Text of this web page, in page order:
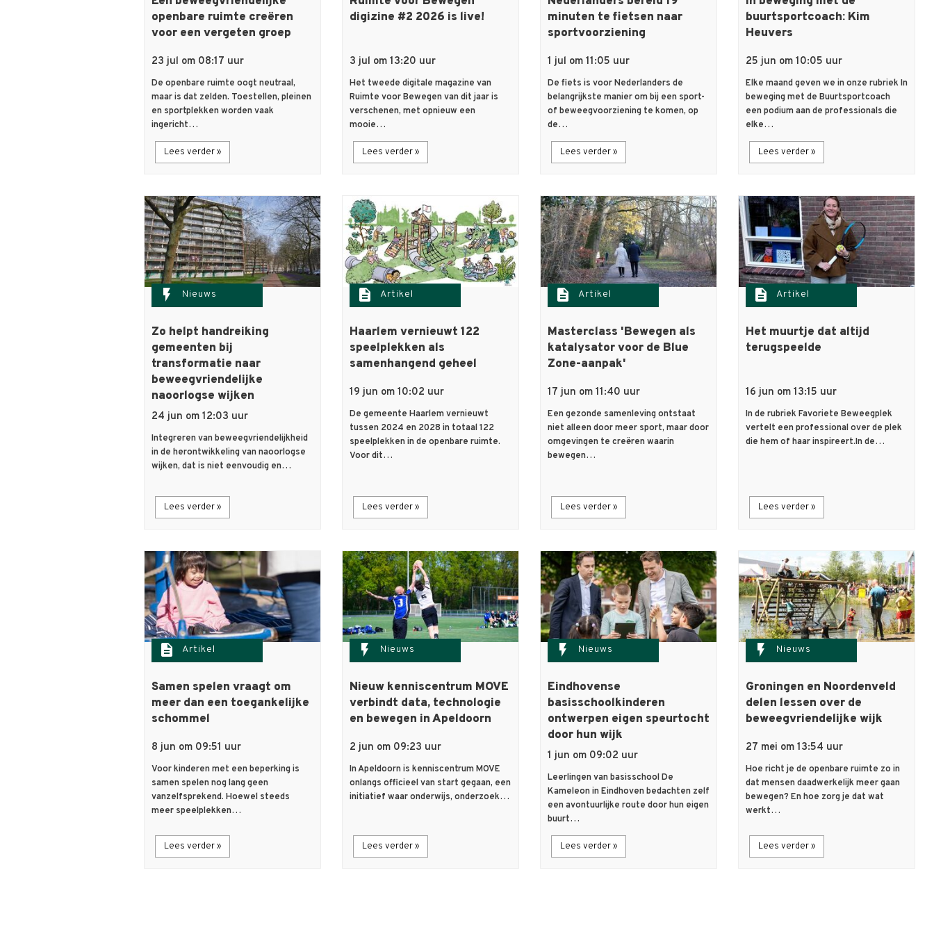
openbare ruimte creëren
voor een vergeten groep
23 jul om 08:17 uur
De openbare ruimte oogt neutraal,
maar is dat zelden. Toestellen, pleinen
en sportplekken worden vaak
ingericht…
Lees verder »
digizine #2 2026 is live!
3 jul om 13:20 uur
Het tweede digitale magazine van
Ruimte voor Bewegen van dit jaar is
verschenen, met opnieuw een
mooie…
Lees verder »
minuten te fietsen naar
sportvoorziening
1 jul om 11:05 uur
De fiets is voor Nederlanders de
belangrijkste manier om bij een sport-
of beweegvoorziening te komen, op
de…
Lees verder »
buurtsportcoach: Kim
Heuvers
25 jun om 10:05 uur
Elke maand geven we in onze rubriek In
beweging met de Buurtsportcoach
een podium aan de professionals die
elke…
Lees verder »
flash_on Nieuws
Zo helpt handreiking
gemeenten bij
transformatie naar
beweegvriendelijke
naoorlogse wijken
24 jun om 12:03 uur
Integreren van beweegvriendelijkheid
in de herontwikkeling van naoorlogse
wijken, dat is niet eenvoudig en…
Lees verder »
description Artikel
Haarlem vernieuwt 122
speelplekken als
samenhangend geheel
19 jun om 10:02 uur
De gemeente Haarlem vernieuwt
tussen 2024 en 2028 in totaal 122
speelplekken in de openbare ruimte.
Voor dit…
Lees verder »
description Artikel
Masterclass 'Bewegen als
katalysator voor de Blue
Zone-aanpak'
17 jun om 11:40 uur
Een gezonde samenleving ontstaat
niet alleen door meer sport, maar door
omgevingen te creëren waarin
bewegen…
Lees verder »
description Artikel
Het muurtje dat altijd
terugspeelde
16 jun om 13:15 uur
In de rubriek Favoriete Beweegplek
vertelt een professional over de plek
die hem of haar inspireert.In de…
Lees verder »
description Artikel
Samen spelen vraagt om
meer dan een toegankelijke
schommel
8 jun om 09:51 uur
Voor kinderen met een beperking is
samen spelen nog lang geen
vanzelfsprekend. Hoewel steeds
meer speelplekken…
Lees verder »
flash_on Nieuws
Nieuw kenniscentrum MOVE
verbindt data, technologie
en bewegen in Apeldoorn
2 jun om 09:23 uur
In Apeldoorn is kenniscentrum MOVE
onlangs officieel van start gegaan, een
initiatief waar onderwijs, onderzoek…
Lees verder »
flash_on Nieuws
Eindhovense
basisschoolkinderen
ontwerpen eigen speurtocht
door hun wijk
1 jun om 09:02 uur
Leerlingen van basisschool De
Kameleon in Eindhoven bedachten zelf
een avontuurlijke route door hun eigen
buurt…
Lees verder »
flash_on Nieuws
Groningen en Noordenveld
delen lessen over de
beweegvriendelijke wijk
27 mei om 13:54 uur
Hoe richt je de openbare ruimte zo in
dat mensen daadwerkelijk meer gaan
bewegen? En hoe zorg je dat wat
werkt…
Lees verder »